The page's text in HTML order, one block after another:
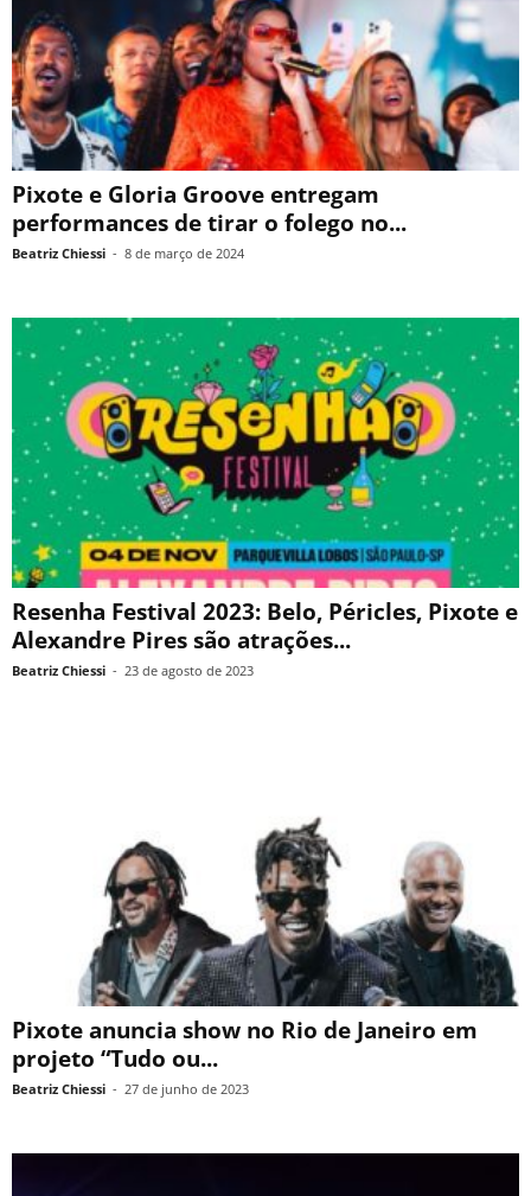
Pixote e Gloria Groove entregam
performances de tirar o folego no...
Beatriz Chiessi - 8 de março de 2024
Resenha Festival 2023: Belo, Péricles, Pixote e
Alexandre Pires são atrações...
Beatriz Chiessi - 23 de agosto de 2023
Pixote anuncia show no Rio de Janeiro em
projeto “Tudo ou...
Beatriz Chiessi - 27 de junho de 2023